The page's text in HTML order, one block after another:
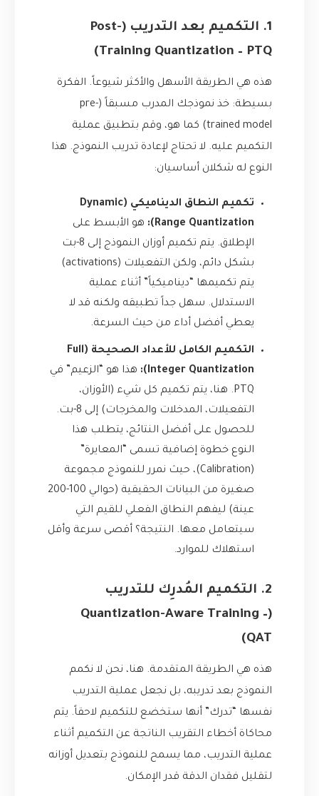
1. التكميم بعد التدريب (Post-
Training Quantization – PTQ)
هذه هي الطريقة الأسهل والأكثر شيوعاً. الفكرة
بسيطة: خذ نموذجك المدرب مسبقاً (pre-
trained model) كما هو، وقم بتطبيق عملية
التكميم عليه. لا تحتاج لإعادة تدريب النموذج. هذا
النوع له شكلان أساسيان:
تكميم النطاق الديناميكي (Dynamic
Range Quantization):
هو الأبسط على
الإطلاق. يتم تكميم أوزان النموذج إلى 8-بت
بشكل دائم، ولكن التفعيلات (activations)
يتم تكميمها “ديناميكياً” أثناء عملية
الاستدلال. سهل جداً تطبيقه ولكنه قد لا
يعطي أفضل أداء من حيث السرعة.
التكميم الكامل للأعداد الصحيحة (Full
Integer Quantization):
هذا هو “الزعيم” في
PTQ. هنا، يتم تكميم كل شيء (الأوزان،
التفعيلات، المدخلات والمخرجات) إلى 8-بت.
للحصول على أفضل النتائج، يتطلب هذا
النوع خطوة إضافية تسمى “المعايرة”
(Calibration)، حيث نمرر للنموذج مجموعة
صغيرة من البيانات الحقيقية (حوالي 100-200
عينة) ليفهم النطاق الفعلي للقيم التي
سيتعامل معها. النتيجة؟ أقصى سرعة وأقل
استهلاك للموارد.
2. التكميم المُدرِك للتدريب
(Quantization-Aware Training –
QAT)
هذه هي الطريقة المتقدمة. هنا، نحن لا نكمم
النموذج بعد تدريبه، بل نجعل عملية التدريب
نفسها “تدرك” أنها ستخضع للتكميم لاحقاً. يتم
محاكاة أخطاء التقريب الناتجة عن التكميم أثناء
عملية التدريب، مما يسمح للنموذج بتعديل أوزانه
لتقليل فقدان الدقة قدر الإمكان.